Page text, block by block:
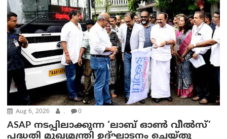
Aug 6, 2026 . 0
ASAP നടപ്പിലാക്കുന്ന ‘ലാബ് ഓൺ വീൽസ്’
പദ്ധതി മുഖ്യമന്ത്രി ഉദ്ഘാടനം ചെയ്തു